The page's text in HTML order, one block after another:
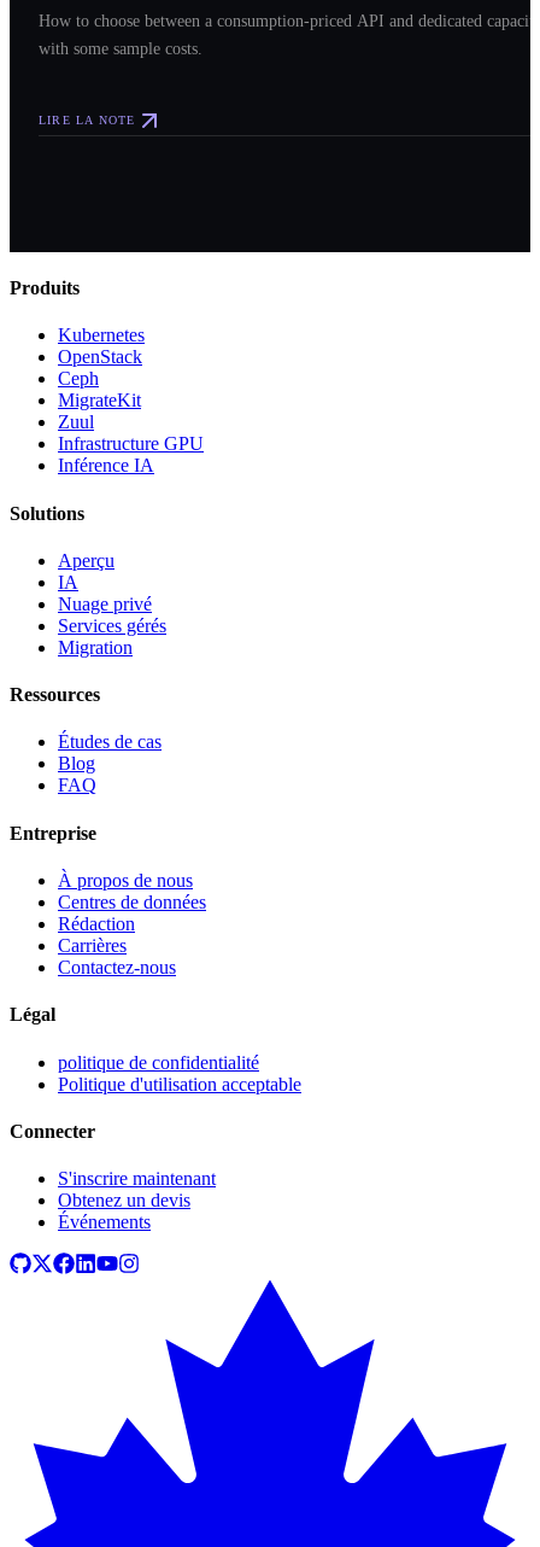
How to choose between a consumption-priced API and dedicated
with some sample costs.
LIRE LA NOTE
Produits
Kubernetes
OpenStack
Ceph
MigrateKit
Zuul
Infrastructure GPU
Inférence IA
Solutions
Aperçu
IA
Nuage privé
Services gérés
Migration
Ressources
Études de cas
Blog
FAQ
Entreprise
À propos de nous
Centres de données
Rédaction
Carrières
Contactez-nous
Légal
politique de confidentialité
Politique d'utilisation acceptable
Connecter
S'inscrire maintenant
Obtenez un devis
Événements